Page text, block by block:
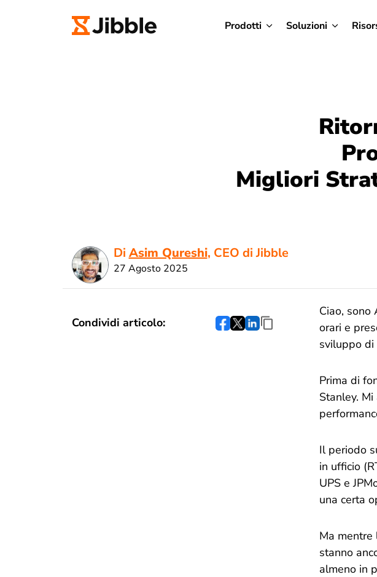
Prodotti Soluzioni
Migliori
Di Asim Qureshi, CEO di Jibble
27 Agosto 2025
Condividi articolo:
Ciao, sono
orari e
sviluppo
Prima di
Stanley.
Il periodo
in ufficio
UPS e
una certa
Ma mentre
stanno
almeno in